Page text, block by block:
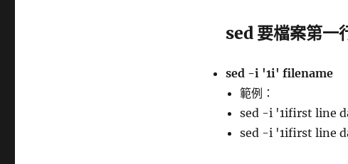
sed 要檔案第一
sed -i '1i' filename
範例：
sed -i '1ifirst line
sed -i '1ifirst line